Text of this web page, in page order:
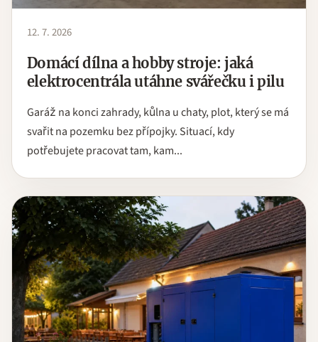
12. 7. 2026
Domácí dílna a hobby stroje: jaká
elektrocentrála utáhne svářečku i pilu
Garáž na konci zahrady, kůlna u chaty, plot, který se má
svařit na pozemku bez přípojky. Situací, kdy
potřebujete pracovat tam, kam...